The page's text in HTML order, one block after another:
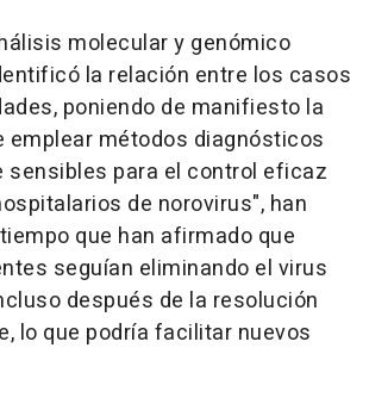
molecular y genómico
la relación entre los casos
poniendo de manifiesto la
emplear métodos diagnósticos
sensibles para el control eficaz
de norovirus", han
que han afirmado que
seguían eliminando el virus
después de la resolución
lo que podría facilitar nuevos